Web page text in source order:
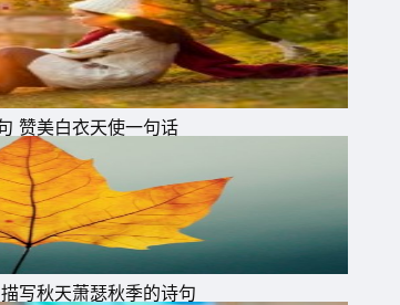
赞美白衣天使一句话
写秋天萧瑟秋季的诗句